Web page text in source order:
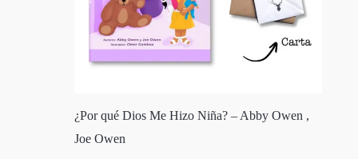
¿Por qué Dios Me Hizo Niña? – Abby Owen ,
Joe Owen